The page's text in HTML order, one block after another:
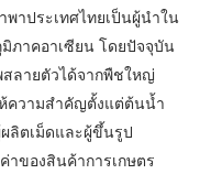
าประเทศไทยเป็นผู้นำใน
ภาคอาเซียน โดยปัจจุบัน
ลายตัวได้จากพืชใหญ่
ความสำคัญตั้งแต่ต้นน้ำ
ลิตเม็ดและผู้ขึ้นรูป
ของสินค้าการเกษตร